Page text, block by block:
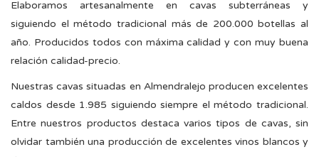
Elaboramos artesanalmente en cavas subterráneas y
siguiendo el método tradicional más de 200.000 botellas al
año. Producidos todos con máxima calidad y con muy buena
relación calidad-precio.
Nuestras cavas situadas en Almendralejo producen excelentes
caldos desde 1.985 siguiendo siempre el método tradicional.
Entre nuestros productos destaca varios tipos de cavas, sin
olvidar también una producción de excelentes vinos blancos y